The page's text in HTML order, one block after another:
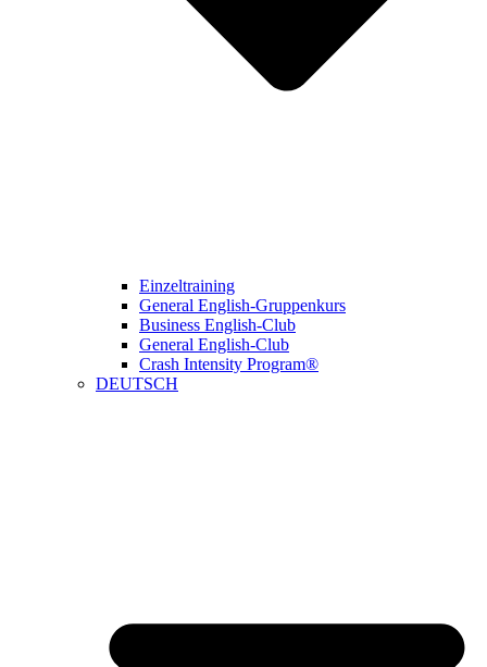
Einzeltraining
General English-Gruppenkurs
Business English-Club
General English-Club
Crash Intensity Program®
DEUTSCH